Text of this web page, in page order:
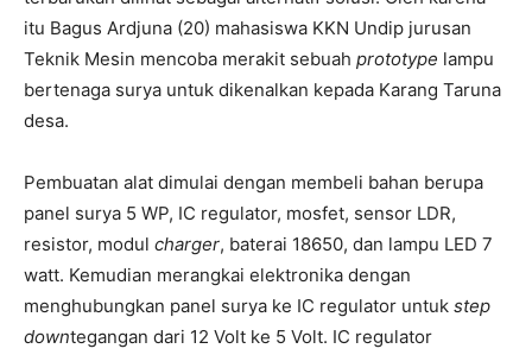
itu Bagus Ardjuna (20) mahasiswa KKN Undip jurusan
Teknik Mesin mencoba merakit sebuah prototype lampu
bertenaga surya untuk dikenalkan kepada Karang Taruna
desa.
Pembuatan alat dimulai dengan membeli bahan berupa
panel surya 5 WP, IC regulator, mosfet, sensor LDR,
resistor, modul charger, baterai 18650, dan lampu LED 7
watt. Kemudian merangkai elektronika dengan
menghubungkan panel surya ke IC regulator untuk step
downtegangan dari 12 Volt ke 5 Volt. IC regulator